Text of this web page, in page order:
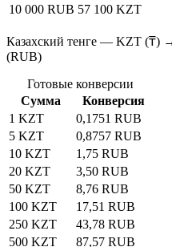
10 000 RUB 57 100 KZT
Казахский тенге — KZT (₸)
(RUB)
Готовые конверсии
Сумма
Конверсия
1 KZT
0,1751 RUB
5 KZT
0,8757 RUB
10 KZT
1,75 RUB
20 KZT
3,50 RUB
50 KZT
8,76 RUB
100 KZT
17,51 RUB
250 KZT
43,78 RUB
500 KZT
87,57 RUB